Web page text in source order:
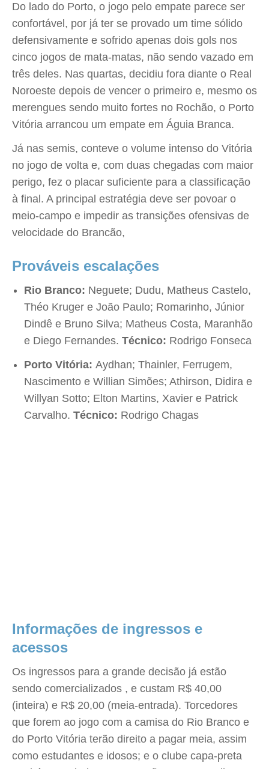
Do lado do Porto, o jogo pelo empate parece ser
confortável, por já ter se provado um time sólido
defensivamente e sofrido apenas dois gols nos
cinco jogos de mata-matas, não sendo vazado em
três deles. Nas quartas, decidiu fora diante o Real
Noroeste depois de vencer o primeiro e, mesmo os
merengues sendo muito fortes no Rochão, o Porto
Vitória arrancou um empate em Águia Branca.
Já nas semis, conteve o volume intenso do Vitória
no jogo de volta e, com duas chegadas com maior
perigo, fez o placar suficiente para a classificação
à final. A principal estratégia deve ser povoar o
meio-campo e impedir as transições ofensivas de
velocidade do Brancão,
Prováveis escalações
Rio Branco: Neguete; Dudu, Matheus Castelo,
Théo Kruger e João Paulo; Romarinho, Júnior
Dindê e Bruno Silva; Matheus Costa, Maranhão
e Diego Fernandes. Técnico: Rodrigo Fonseca
Porto Vitória: Aydhan; Thainler, Ferrugem,
Nascimento e Willian Simões; Athirson, Didira e
Willyan Sotto; Elton Martins, Xavier e Patrick
Carvalho. Técnico: Rodrigo Chagas
Informações de ingressos e
acessos
Os ingressos para a grande decisão já estão
sendo comercializados , e custam R$ 40,00
(inteira) e R$ 20,00 (meia-entrada). Torcedores
que forem ao jogo com a camisa do Rio Branco e
do Porto Vitória terão direito a pagar meia, assim
como estudantes e idosos; e o clube capa-preta